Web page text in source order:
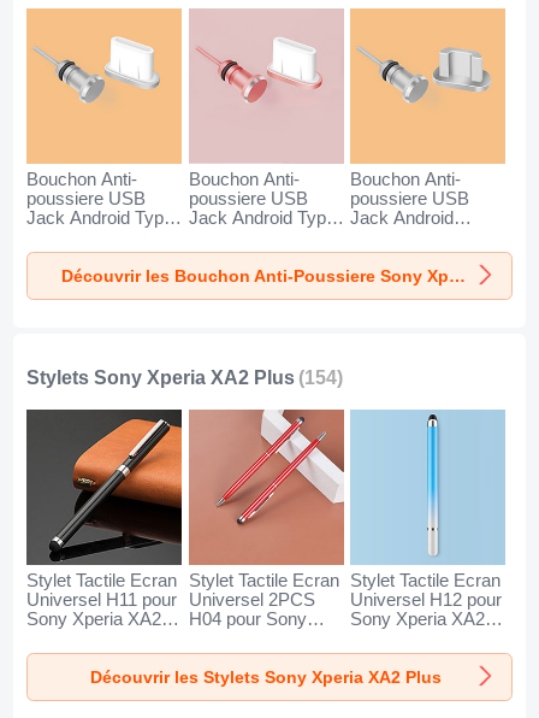
Bouchon Anti-
poussiere USB
Jack Android Type-
Sony Xperia XA2
Plus Argent
Bouchon Anti-
poussiere USB
Jack Android Type-
Sony Xperia XA2
Plus Or Rose
Bouchon Anti-
poussiere USB
Jack Android
Sony Xperia XA2
Plus Argent Découvrir les Bouchon Anti-Poussiere Sony Xperia XA2 Plus
Stylets Sony Xperia XA2 Plus (154)
Stylet Tactile Ecran
Universel H11 pour
Sony Xperia XA2
Stylet Tactile Ecran
Universel 2PCS
H04 pour Sony
Rouge
Stylet Tactile Ecran
Universel H12 pour
Sony Xperia XA2
Découvrir les Stylets Sony Xperia XA2 Plus